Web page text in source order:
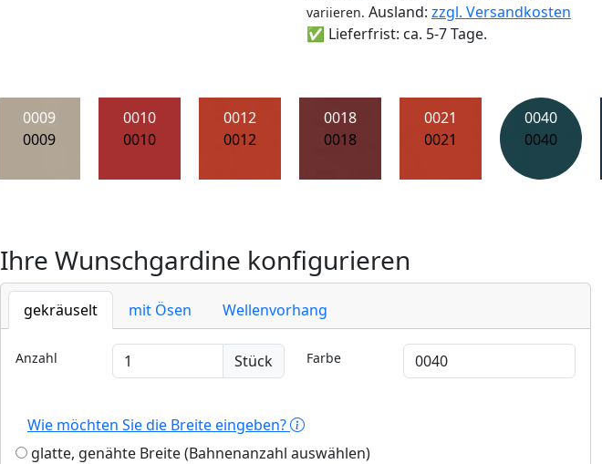
variieren. Ausland: zzgl. Versandkosten
✅ Lieferfrist: ca. 5-7 Tage.
0009
0009
0010
0010
0012
0012
0018
0018
0021
0021
0040
0040
Ihre Wunschgardine konfigurieren
gekräuselt mit Ösen Wellenvorhang
Anzahl Stück Farbe
Wie möchten Sie die Breite eingeben?
glatte, genähte Breite (Bahnenanzahl auswählen)